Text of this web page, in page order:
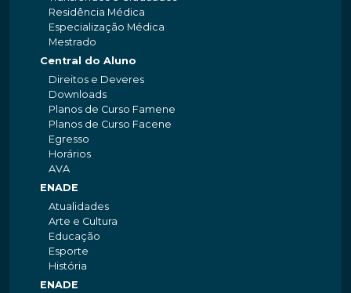
Residência Médica
Especialização Médica
Mestrado
Central do Aluno
Direitos e Deveres
Downloads
Planos de Curso Famene
Planos de Curso Facene
Egresso
Horários
AVA
ENADE
Atualidades
Arte e Cultura
Educação
Esporte
História
ENADE